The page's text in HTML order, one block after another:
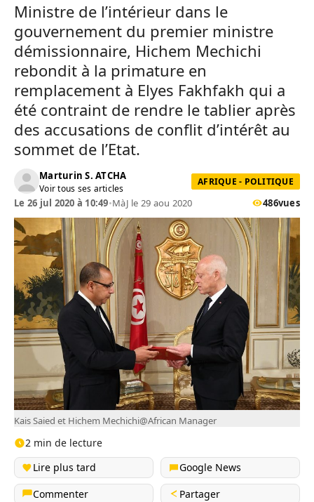
Ministre de l’intérieur dans le
gouvernement du premier ministre
démissionnaire, Hichem Mechichi
rebondit à la primature en
remplacement à Elyes Fakhfakh qui a
été contraint de rendre le tablier après
des accusations de conflit d’intérêt au
sommet de l’Etat.
Marturin S. ATCHA
Voir tous ses articles
AFRIQUE - POLITIQUE
Le 26 jul 2020 à 10:49•MàJ le 29 aou 2020 486vues
Kais Saied et Hichem Mechichi@African Manager
2 min de lecture
Lire plus tard
Google News
Commenter
Partager